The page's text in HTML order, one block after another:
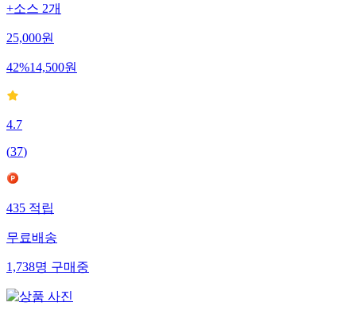
+소스 2개
25,000원
42%14,500원
4.7
(37)
435 적립
무료배송
1,738명 구매중